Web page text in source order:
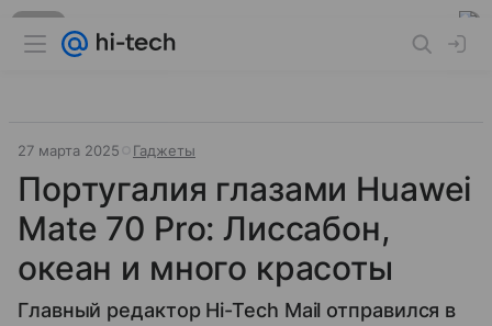
27 марта 2025 Гаджеты
Португалия глазами Huawei
Mate 70 Pro: Лиссабон,
океан и много красоты
Главный редактор Hi-Tech Mail отправился в